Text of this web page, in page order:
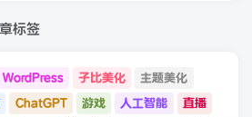
标签
WordPress 子比美化
主题美化
ChatGPT 游戏 人工智能
直播